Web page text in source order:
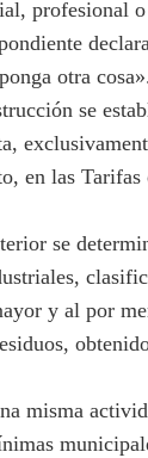
profesional
otra
se
en las
se
y al por
misma